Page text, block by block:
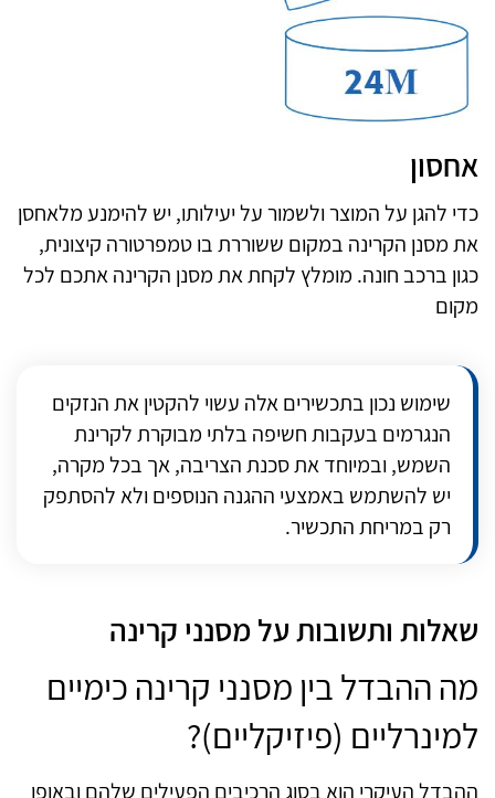
אחסון
כדי להגן על המוצר ולשמור על יעילותו, יש להימנע מלאחסן
את מסנן הקרינה במקום ששוררת בו טמפרטורה קיצונית,
כגון ברכב חונה. מומלץ לקחת את מסנן הקרינה אתכם לכל
מקום
שימוש נכון בתכשירים אלה עשוי להקטין את הנזקים
הנגרמים בעקבות חשיפה בלתי מבוקרת לקרינת
השמש, ובמיוחד את סכנת הצריבה, אך בכל מקרה,
יש להשתמש באמצעי ההגנה הנוספים ולא להסתפק
רק במריחת התכשיר.
שאלות ותשובות על מסנני קרינה
מה ההבדל בין מסנני קרינה כימיים
למינרליים (פיזיקליים?(
ההבדל העיקרי הוא בסוג הרכיבים הפעילים שלהם ובאופן